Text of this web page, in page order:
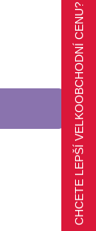
CHCETE LEPŠÍ VELKOOBCHODNÍ CENU?